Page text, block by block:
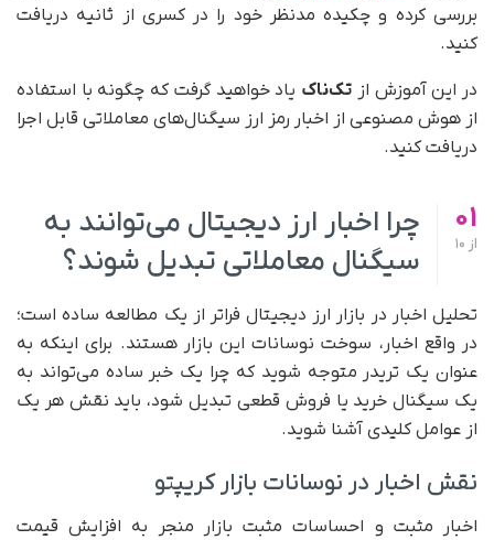
بررسی کرده و چکیده مدنظر خود را در کسری از ثانیه دریافت
کنید.
در این آموزش از تک‌ناک یاد خواهید گرفت که چگونه با استفاده
از هوش مصنوعی از اخبار رمز ارز سیگنال‌های معاملاتی قابل اجرا
دریافت کنید.
01
از
چرا اخبار ارز دیجیتال می‌توانند به
سیگنال معاملاتی تبدیل شوند؟
تحلیل اخبار در بازار ارز دیجیتال فراتر از یک مطالعه ساده است؛
در واقع اخبار، سوخت نوسانات این بازار هستند. برای اینکه به
عنوان یک تریدر متوجه شوید که چرا یک خبر ساده می‌تواند به
یک سیگنال خرید یا فروش قطعی تبدیل شود، باید نقش هر یک
از عوامل کلیدی آشنا شوید.
نقش اخبار در نوسانات بازار کریپتو
اخبار مثبت و احساسات مثبت بازار منجر به افزایش قیمت